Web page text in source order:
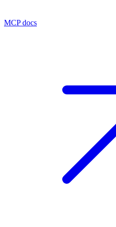
MCP docs